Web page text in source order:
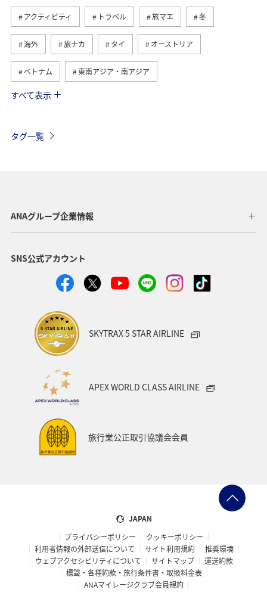
アクティビティ トラベル 旅マエ 冬
海外 旅ナカ タイ オーストリア
ベトナム 東南アジア・南アジア
メキシコ
スウェーデン ANA Mall 帰省
ANAショッピング A-style
ANAのふるさと納税 春 オセアニア 秋
フィリピン
フランス
すべて表示
タグ一覧
ANAグループ企業情報
SNS公式アカウント
SKYTRAX 5 STAR AIRLINE
APEX WORLD CLASS AIRLINE
旅行業公正取引協議会会員
JAPAN
プライバシーポリシー
クッキーポリシー
利用者情報の外部送信について
サイト利用規約
推奨環境
ウェブアクセシビリティについて
サイトマップ
運送約款
標識・各種約款・旅行条件書・取扱料金表
ANAマイレージクラブ会員規約